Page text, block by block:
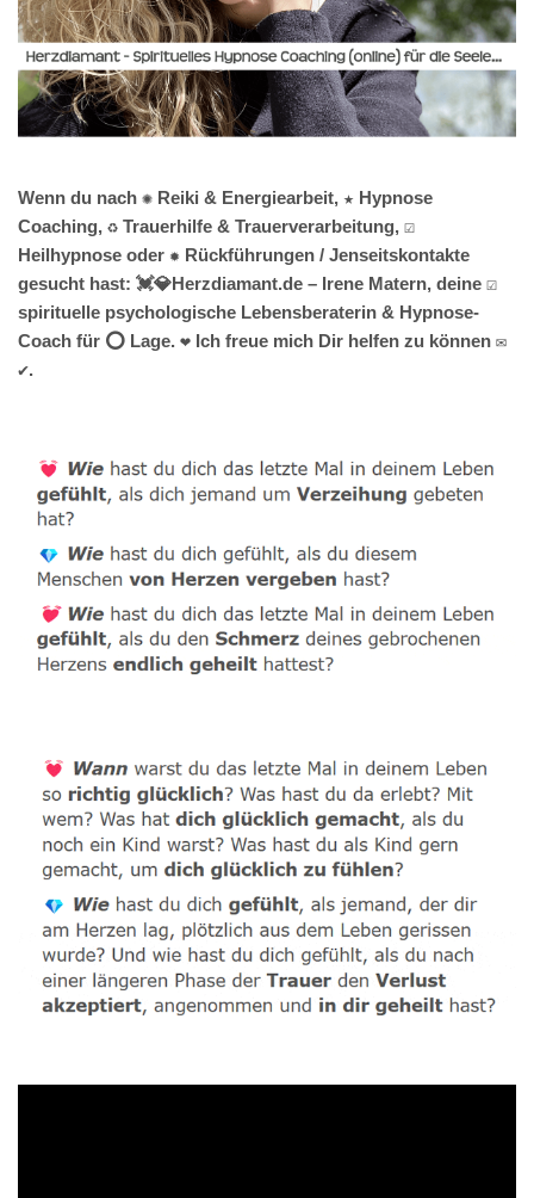
Wenn du nach ✺ Reiki & Energiearbeit, ★ Hypnose
Coaching, ♻ Trauerhilfe & Trauerverarbeitung, ☑️
Heilhypnose oder ✹ Rückführungen / Jenseitskontakte
gesucht hast: 💓️💎Herzdiamant.de – Irene Matern, deine ☑️
spirituelle psychologische Lebensberaterin & Hypnose-
Coach für ⭕ Lage. ❤ Ich freue mich Dir helfen zu können ✉
✔.